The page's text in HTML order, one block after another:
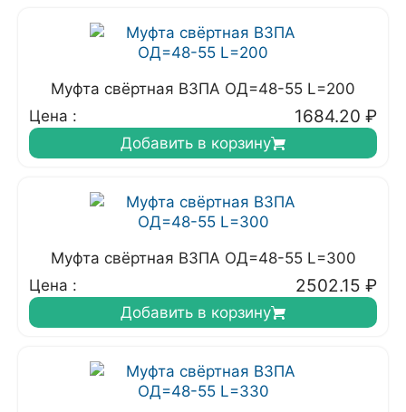
Муфта свёртная ВЗПА ОД=48-55 L=200
Цена :
1684.20 ₽
Добавить в корзину
Муфта свёртная ВЗПА ОД=48-55 L=300
Цена :
2502.15 ₽
Добавить в корзину